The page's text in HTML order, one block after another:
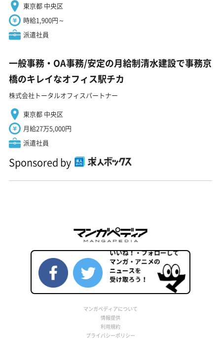
東京都 中央区
時給1,900円～
派遣社員
一般事務・OA事務/安定の月給制清水建設で事務京
橋のキレイなオフィス駅チカ
株式会社トータルオフィスパートナー
東京都 中央区
月給27万5,000円
派遣社員
Sponsored by
マンガペディアについて
情報提供
利用規約
プライバシーポリシー